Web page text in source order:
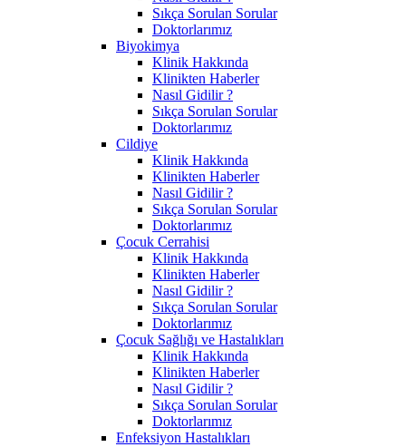
Sıkça Sorulan Sorular
Doktorlarımız
Biyokimya
Klinik Hakkında
Klinikten Haberler
Nasıl Gidilir ?
Sıkça Sorulan Sorular
Doktorlarımız
Cildiye
Klinik Hakkında
Klinikten Haberler
Nasıl Gidilir ?
Sıkça Sorulan Sorular
Doktorlarımız
Çocuk Cerrahisi
Klinik Hakkında
Klinikten Haberler
Nasıl Gidilir ?
Sıkça Sorulan Sorular
Doktorlarımız
Çocuk Sağlığı ve Hastalıkları
Klinik Hakkında
Klinikten Haberler
Nasıl Gidilir ?
Sıkça Sorulan Sorular
Doktorlarımız
Enfeksiyon Hastalıkları